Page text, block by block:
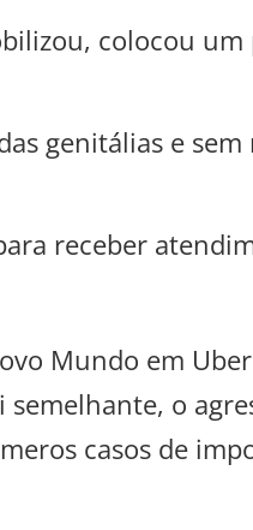
colocou
genitálias e
receber
Mundo em
o
casos de